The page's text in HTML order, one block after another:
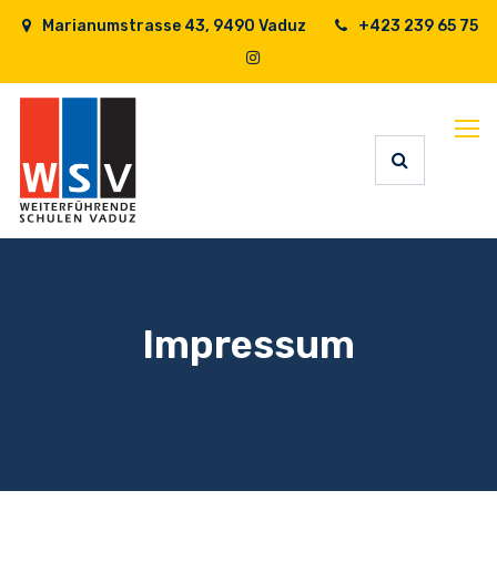
Marianumstrasse 43, 9490 Vaduz +423 239 65 75
Impressum